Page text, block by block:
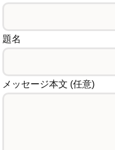
題名
メッセージ本文 (任意)